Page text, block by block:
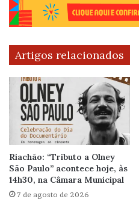
Artigos relacionados
Riachão: “Tributo a Olney
São Paulo” acontece hoje, às
14h30, na Câmara Municipal
7 de agosto de 2026